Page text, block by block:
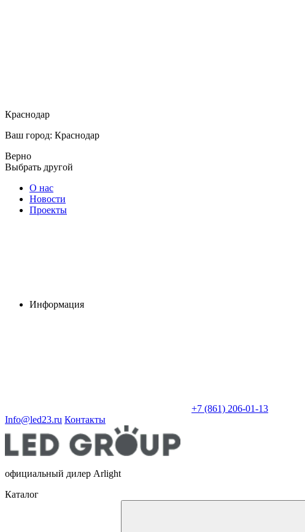
Краснодар
Ваш город: Краснодар
Верно
Выбрать другой
О нас
Новости
Проекты
Информация
+7 (861) 206-01-13
Info@led23.ru Контакты
официальный дилер Arlight
Каталог